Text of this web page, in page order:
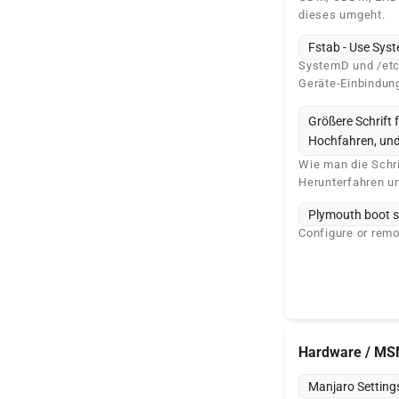
dieses umgeht.
Fstab - Use
SystemD und /
Geräte-
Größere Schrift
Hochfahren,
Wie man die
Herunterfahren
Plymouth boot
Configure or
Hardware /
Manjaro